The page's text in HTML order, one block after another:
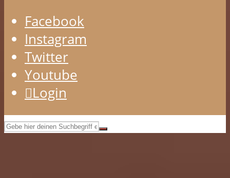
Facebook
Instagram
Twitter
Youtube
Login